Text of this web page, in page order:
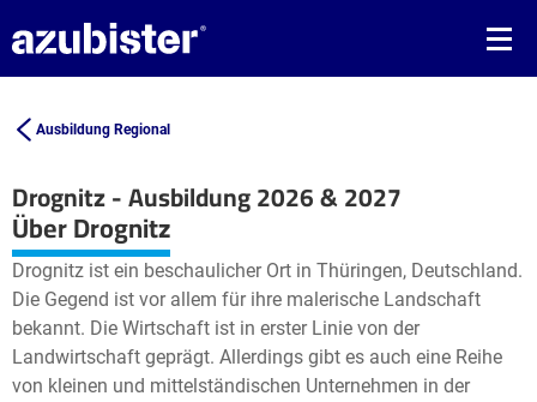
Ausbildung Regional
Drognitz - Ausbildung 2026 & 2027
+
−
Leaflet| ©OpenStreetMap2
Über Drognitz
Drognitz ist ein beschaulicher Ort in Thüringen, Deutschland.
Die Gegend ist vor allem für ihre malerische Landschaft
bekannt. Die Wirtschaft ist in erster Linie von der
Landwirtschaft geprägt. Allerdings gibt es auch eine Reihe
von kleinen und mittelständischen Unternehmen in der